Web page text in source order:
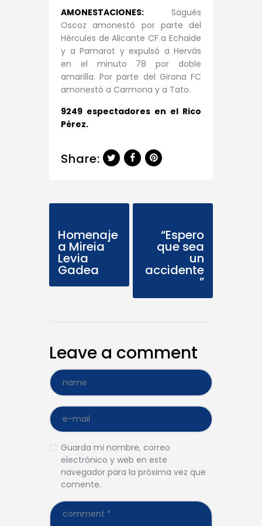
AMONESTACIONES: Sagués
Oscoz amonestó por parte del
Hércules de Alicante CF a Echaide
y a Pamarot y expulsó a Hervás
en el minuto 78 por doble
amarilla. Por parte del Girona FC
amonestó a Carmona y a Tato.
9249 espectadores en el Rico
Pérez.
Share:
Homenaje
a Mireia
Levia
Gadea
“Espero
que sea
un
accidente
”
Leave a comment
Guarda mi nombre, correo
electrónico y web en este
navegador para la próxima vez que
comente.